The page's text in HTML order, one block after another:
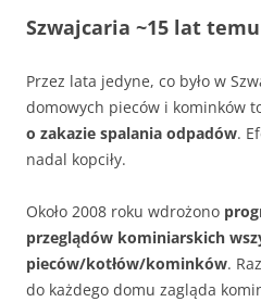
Szwajcaria ~15 lat temu
Przez lata jedyne, co było w
domowych pieców i kominków
o zakazie spalania odpadów.
nadal kopciły.
Około 2008 roku wdrożono
przeglądów kominiarskich
pieców/kotłów/kominków.
do każdego domu zagląda